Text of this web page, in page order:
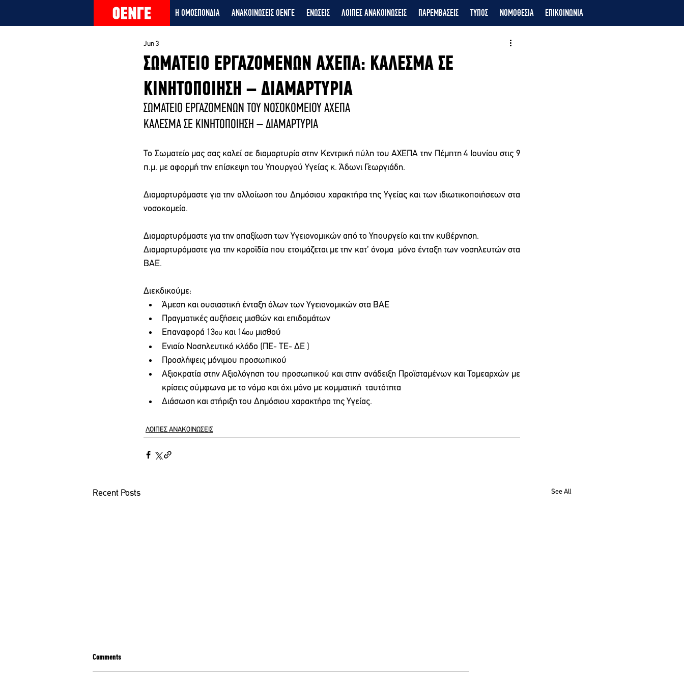
Η ΟΜΟΣΠΟΝΔΙΑ ΑΝΑΚΟΙΝΩΣΕΙΣ ΟΕΝΓΕ ΕΝΩΣΕΙΣ ΛΟΙΠΕΣ ΑΝΑΚΟΙΝΩΣΕΙΣ ΠΑΡΕΜΒΑΣΕΙΣ ΤΥΠΟΣ ΝΟΜΟΘΕΣΙΑ ΕΠΙΚΟΙΝΩΝΙΑ
ΣΩΜΑΤΕΙΟ ΕΡΓΑΖΟΜΕΝΩΝ ΑΧΕΠΑ: ΚΑΛΕΣΜΑ ΣΕ
ΚΙΝΗΤΟΠΟΙΗΣΗ – ΔΙΑΜΑΡΤΥΡΙΑ
Jun 3
ΣΩΜΑΤΕΙΟ ΕΡΓΑΖΟΜΕΝΩΝ ΤΟΥ ΝΟΣΟΚΟΜΕΙΟΥ ΑΧΕΠΑ
ΚΑΛΕΣΜΑ ΣΕ ΚΙΝΗΤΟΠΟΙΗΣΗ – ΔΙΑΜΑΡΤΥΡΙΑ
Το Σωματείο μας σας καλεί σε διαμαρτυρία στην Κεντρική πύλη του ΑΧΕΠΑ την Πέμπτη 4 Ιουνίου στις 9
π.μ. με αφορμή την επίσκεψη του Υπουργού Υγείας κ. Άδωνι Γεωργιάδη.
Διαμαρτυρόμαστε για την αλλοίωση του Δημόσιου χαρακτήρα της Υγείας και των ιδιωτικοποιήσεων στα
νοσοκομεία.
Διαμαρτυρόμαστε για την απαξίωση των Υγειονομικών από το Υπουργείο και την κυβέρνηση.
Διαμαρτυρόμαστε για την κοροϊδία που ετοιμάζεται με την κατ’ όνομα  μόνο ένταξη των νοσηλευτών στα
ΒΑΕ.
Διεκδικούμε:
Άμεση και ουσιαστική ένταξη όλων των Υγειονομικών στα ΒΑΕ
Πραγματικές αυξήσεις μισθών και επιδομάτων
Επαναφορά 13ου και 14ου μισθού
Ενιαίο Νοσηλευτικό κλάδο (ΠΕ- ΤΕ- ΔΕ )
Προσλήψεις μόνιμου προσωπικού
Αξιοκρατία στην Αξιολόγηση του προσωπικού και στην ανάδειξη Προϊσταμένων και Τομεαρχών με
κρίσεις σύμφωνα με το νόμο και όχι μόνο με κομματική  ταυτότητα
Διάσωση και στήριξη του Δημόσιου χαρακτήρα της Υγείας.
ΛΟΙΠΕΣ ΑΝΑΚΟΙΝΩΣΕΙΣ
Recent Posts See All
Comments